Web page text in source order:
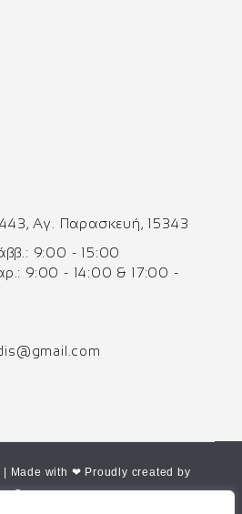
Αγ. Παρασκευή, 15343
9:00 - 15:00
9:00 - 14:00 & 17:00 -
Made with ❤ Proudly created by
Corne.gr